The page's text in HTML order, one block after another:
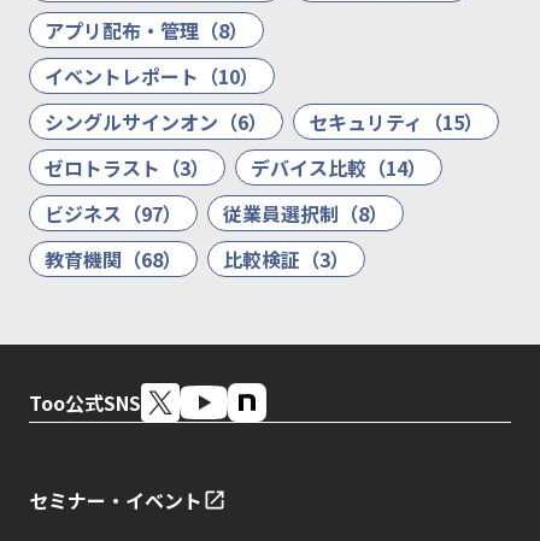
アプリ配布・管理（8）
イベントレポート（10）
シングルサインオン（6）
セキュリティ（15）
ゼロトラスト（3）
デバイス比較（14）
ビジネス（97）
従業員選択制（8）
教育機関（68）
比較検証（3）
Too公式SNS
セミナー・イベント